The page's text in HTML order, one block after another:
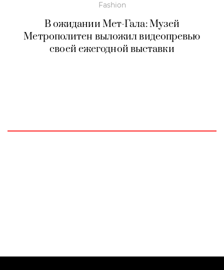
Fashion
В ожидании Мет-Гала: Музей
Метрополитен выложил видеопревью
своей ежегодной выставки